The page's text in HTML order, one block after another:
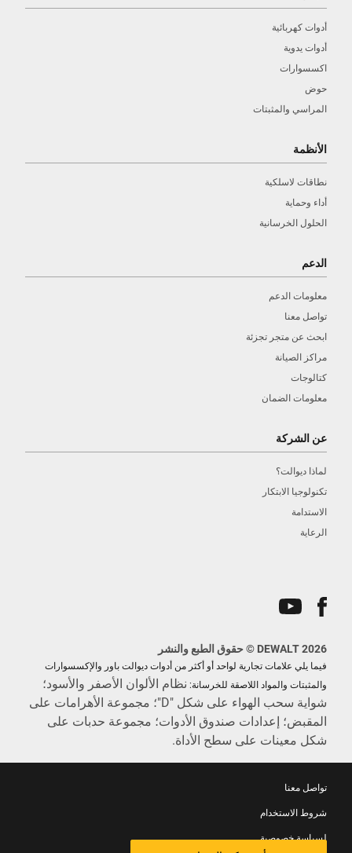
أدوات كهربائية
أدوات يدوية
اكسسوارات
حوض
المراسي والمثبتات
الأنظمة
نطاقات لاسلكية
أداء وحماية
الحلول الخرسانية
الدعم
معلومات الدعم
تواصل معنا
ابحث عن متجر تجزئة
مراكز الصيانة
كتالوجات
معلومات الضمان
عن الشركة
لماذا ديوالت؟
تكنولوجيا الابتكار
الاستدامة
الرعاية
DEWALT 2026 © حقوق الطبع والنشر
فيما يلي علامات تجارية لواحد أو أكثر من أدوات ديوالت باور والإكسسوارات
والمثبتات والمواد اللاصقة للخرسانة: نظام الألوان الأصفر والأسود؛
شواية سحب الهواء على شكل "D"؛ مجموعة الأهرامات على
المقبض؛ إعدادات صندوق الأدوات؛ مجموعة حدبات على
شكل معينات على سطح الأداة.
تواصل معنا
شروط الاستخدام
لسياسة خصوصية